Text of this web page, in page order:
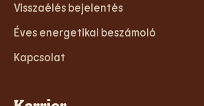
Visszaélés bejelentés
Éves energetikai beszámoló
Kapcsolat